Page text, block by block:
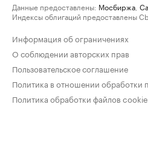
Данные предоставлены: Мосбиржа
Индексы облигаций предоставлены
Информация об ограничениях
О соблюдении авторских прав
Пользовательское соглашение
Политика в отношении обработки
Политика обработки файлов cookie